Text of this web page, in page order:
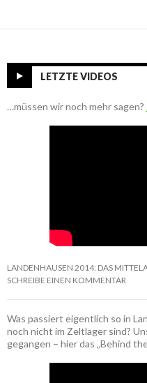
LETZTE VIDEOS
…müssen wir noch mehr sagen?
LANDENHAUSEN 2014: DAS
SCHREIBE EINEN KOMMENTAR
Was passiert eigentlich so in
noch nicht im Zeltlager sind?
gegangen – hier das „Behind